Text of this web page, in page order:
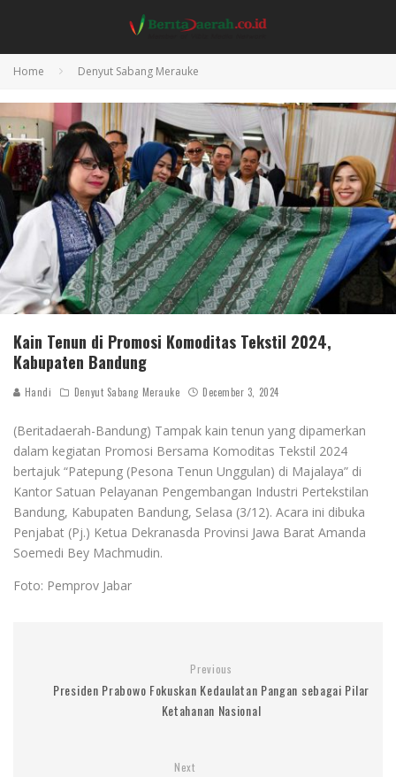
Home Denyut Sabang Merauke
Kain Tenun di Promosi Komoditas Tekstil 2024,
Kabupaten Bandung
Handi Denyut Sabang Merauke December 3, 2024
(Beritadaerah-Bandung) Tampak kain tenun yang dipamerkan
dalam kegiatan Promosi Bersama Komoditas Tekstil 2024
bertajuk “Patepung (Pesona Tenun Unggulan) di Majalaya” di
Kantor Satuan Pelayanan Pengembangan Industri Pertekstilan
Bandung, Kabupaten Bandung, Selasa (3/12). Acara ini dibuka
Penjabat (Pj.) Ketua Dekranasda Provinsi Jawa Barat Amanda
Soemedi Bey Machmudin.
Foto: Pemprov Jabar
Previous
Presiden Prabowo Fokuskan Kedaulatan Pangan sebagai Pilar
Ketahanan Nasional
Next